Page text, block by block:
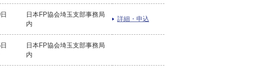
日本FP協会埼玉支部事務局
内
詳細・申込
日本FP協会埼玉支部事務局
内